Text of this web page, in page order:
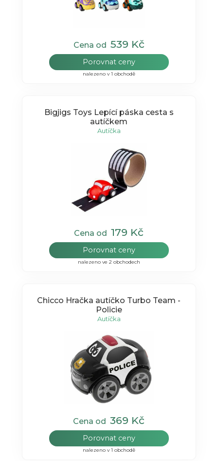
Cena od 539 Kč
Porovnat ceny
nalezeno v 1 obchodě
Bigjigs Toys Lepící páska cesta s
autíčkem
Autíčka
Cena od179 Kč
Porovnat ceny
nalezeno ve 2 obchodech
Chicco Hračka autíčko Turbo Team -
Policie
Autíčka
Cena od369 Kč
Porovnat ceny
nalezeno v 1 obchodě